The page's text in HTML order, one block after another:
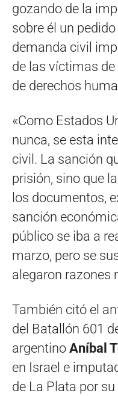
gozando de la
sobre él un
demanda civil
de las víctimas
de derechos
«Como Estados
nunca, se esta
civil. La sanción
prisión, sino que
los documentos,
sanción
público se iba a
marzo, pero se
alegaron razones
También citó el
del Batallón 601
argentino Aníbal
en Israel e
de La Plata por